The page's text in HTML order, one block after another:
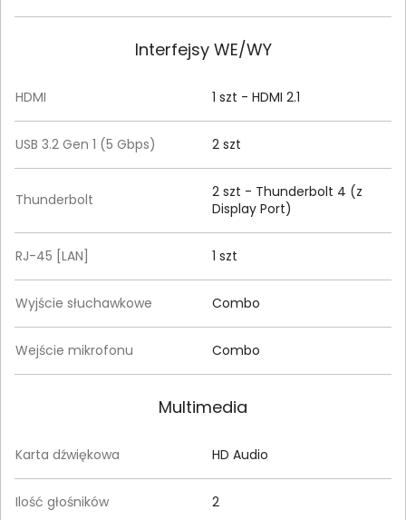
Interfejsy WE/WY
HDMI 1 szt - HDMI 2.1
USB 3.2 Gen 1 (5 Gbps) 2 szt
Thunderbolt
2 szt - Thunderbolt 4 (z
Display Port)
RJ-45 [LAN] 1 szt
Wyjście słuchawkowe Combo
Wejście mikrofonu Combo
Multimedia
Karta dźwiękowa HD Audio
Ilość głośników 2